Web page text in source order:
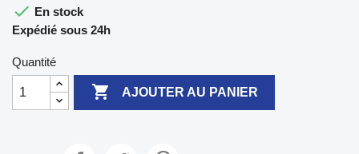
 En stock
Expédié sous 24h
Quantité
 AJOUTER AU PANIER